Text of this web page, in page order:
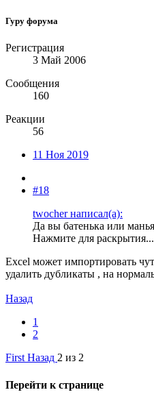
Гуру форума
Регистрация
3 Май 2006
Сообщения
160
Реакции
56
11 Ноя 2019
#18
twocher написал(а):
Да вы батенька или
Нажмите для раскрытия...
Excel может импортировать
удалить дубликаты , на
Назад
1
2
First Назад 2 из 2
Перейти к странице